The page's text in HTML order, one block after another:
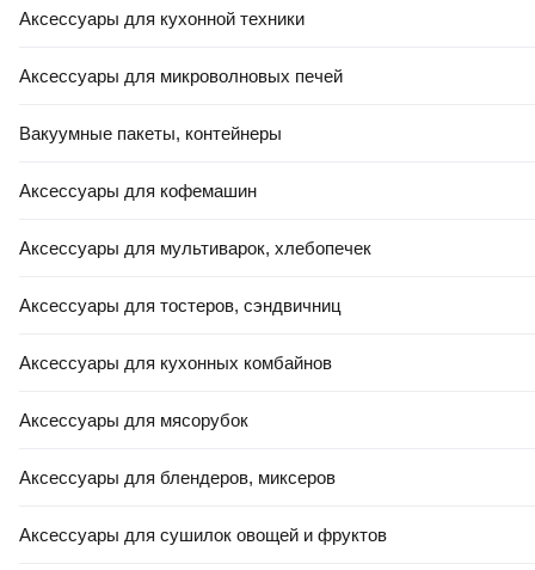
Аксессуары для кухонной техники
Аксессуары для микроволновых печей
Вакуумные пакеты, контейнеры
Аксессуары для кофемашин
Аксессуары для мультиварок, хлебопечек
Аксессуары для тостеров, сэндвичниц
Аксессуары для кухонных комбайнов
Аксессуары для мясорубок
Аксессуары для блендеров, миксеров
Аксессуары для сушилок овощей и фруктов